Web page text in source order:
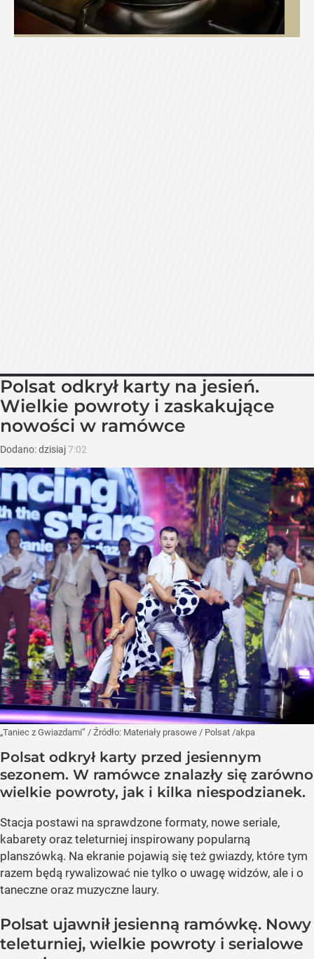
Polsat odkrył karty na jesień.
Wielkie powroty i zaskakujące
nowości w ramówce
Dodano:dzisiaj7:02
„Taniec z Gwiazdami” / Źródło: Materiały prasowe / Polsat /akpa
Polsat odkrył karty przed jesiennym
sezonem. W ramówce znalazły się zarówno
wielkie powroty, jak i kilka niespodzianek.
Stacja postawi na sprawdzone formaty, nowe seriale,
kabarety oraz teleturniej inspirowany popularną
planszówką. Na ekranie pojawią się też gwiazdy, które tym
razem będą rywalizować nie tylko o uwagę widzów, ale i o
taneczne oraz muzyczne laury.
Polsat ujawnił jesienną ramówkę. Nowy
teleturniej, wielkie powroty i serialowe